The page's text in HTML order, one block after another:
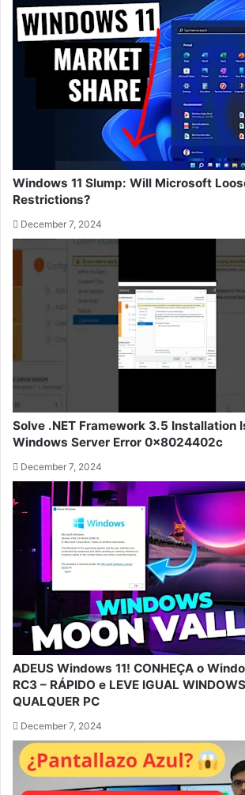
Windows 11 Slump: Will Microsoft
Restrictions?
December 7, 2024
Solve .NET Framework 3.5 Installation
Windows Server Error 0x8024402c
December 7, 2024
ADEUS Windows 11! CONHEÇA o
RC3 – RÁPIDO e LEVE IGUAL
QUALQUER PC
December 7, 2024